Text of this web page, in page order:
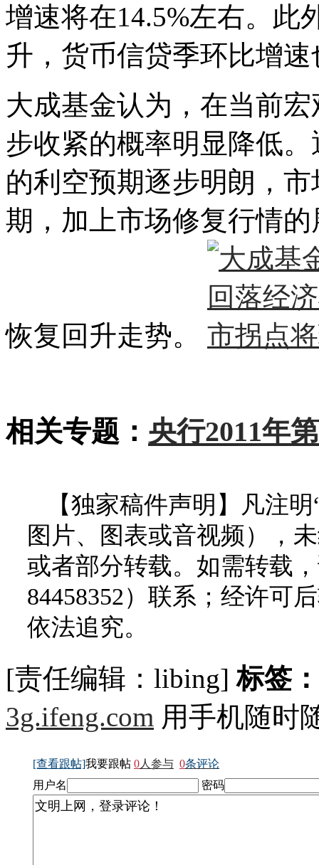
增速将在14.5%左右。此
升，货币信贷季环比增
大成基金认为，在当前
步收紧的概率明显降低
的利空预期逐步明朗，
期，加上市场修复行情
恢复回升走势。
相关专题： 央行2011年
【独家稿件声明】凡注
图片、图表或音视频），
或者部分转载。如需转载
84458352）联系；经许可
依法追究。
[责任编辑：libing]标签：
3g.ifeng.com 用手机随时
[查看跟帖]我要跟帖 0人参与 0条评论
用户名
密码